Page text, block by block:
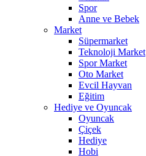
Spor
Anne ve Bebek
Market
Süpermarket
Teknoloji Market
Spor Market
Oto Market
Evcil Hayvan
Eğitim
Hediye ve Oyuncak
Oyuncak
Çiçek
Hediye
Hobi